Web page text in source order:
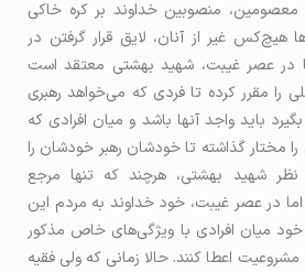
منصوبین خداوند بر کره خاکی
غیر از آنان، لایق قرار گرفتن در
عصر غیبت، شهید بهشتی معتقد است
را مقرر کرده تا فردی که می‌خواهد رهبری
باید واجد آنها باشد و میان افرادی که
را مختار گذاشته تا خودشان رهبر خودشان را
نظر شهید بهشتی، هرچند که تنها مرجع
در عصر غیبت، خود خداوند به مردم این
خود میان افرادی با ویژگی‌های خاص مذکور
اعطا کنند. حالا زمانی که ولی فقیه